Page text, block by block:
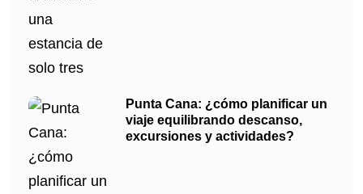
Punta Cana: ¿cómo planificar un
viaje equilibrando descanso,
excursiones y actividades?